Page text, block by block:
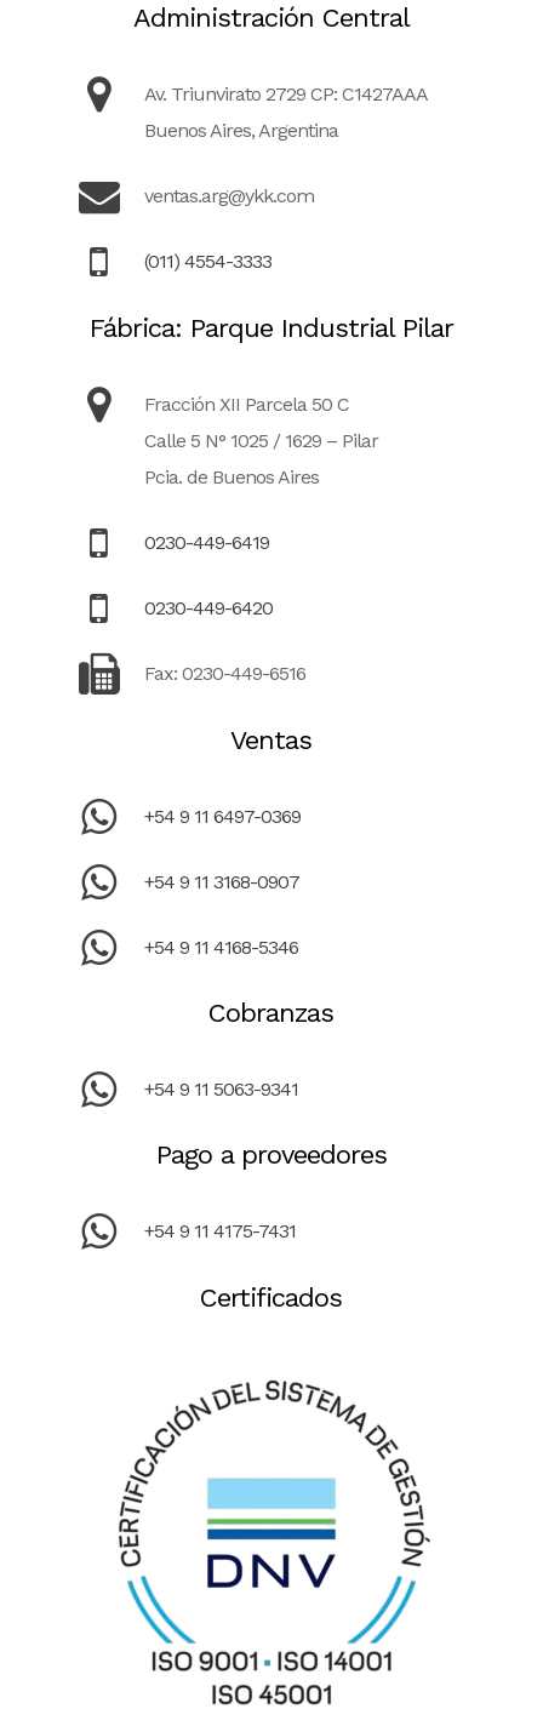
Administración Central
Av. Triunvirato 2729 CP: C1427AAA
Buenos Aires, Argentina
ventas.arg@ykk.com
(011) 4554-3333
Fábrica: Parque Industrial Pilar
Fracción XII Parcela 50 C
Calle 5 N° 1025 / 1629 – Pilar
Pcia. de Buenos Aires
0230-449-6419
0230-449-6420
Fax: 0230-449-6516
Ventas
+54 9 11 6497-0369
+54 9 11 3168-0907
+54 9 11 4168-5346
Cobranzas
+54 9 11 5063-9341
Pago a proveedores
+54 9 11 4175-7431
Certificados